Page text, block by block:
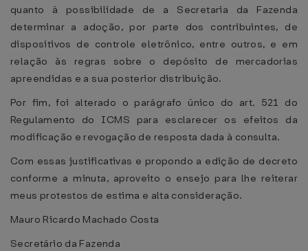
quanto à possibilidade de a Secretaria da Fazenda
determinar a adoção, por parte dos contribuintes, de
dispositivos de controle eletrônico, entre outros, e em
relação às regras sobre o depósito de mercadorias
apreendidas e a sua posterior distribuição.
Por fim, foi alterado o parágrafo único do art. 521 do
Regulamento do ICMS para esclarecer os efeitos da
modificação e revogação de resposta dada à consulta.
Com essas justificativas e propondo a edição de decreto
conforme a minuta, aproveito o ensejo para lhe reiterar
meus protestos de estima e alta consideração.
Mauro Ricardo Machado Costa
Secretário da Fazenda